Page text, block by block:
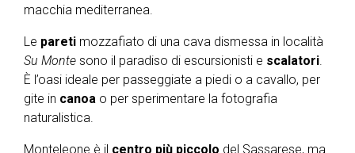
macchia mediterranea.
Le pareti mozzafiato di una cava dismessa in località
Su Monte sono il paradiso di escursionisti e scalatori.
È l’oasi ideale per passeggiate a piedi o a cavallo, per
gite in canoa o per sperimentare la fotografia
naturalistica.
Monteleone è il centro più piccolo del Sassarese, ma